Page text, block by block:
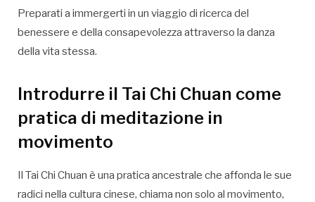
Preparati a immergerti in un viaggio di ricerca del
benessere e della consapevolezza attraverso la danza
della vita stessa.
Introdurre il Tai Chi Chuan come
pratica di meditazione in
movimento
Il Tai Chi Chuan è una pratica ancestrale che affonda le sue
radici nella cultura cinese, chiama non solo al movimento,